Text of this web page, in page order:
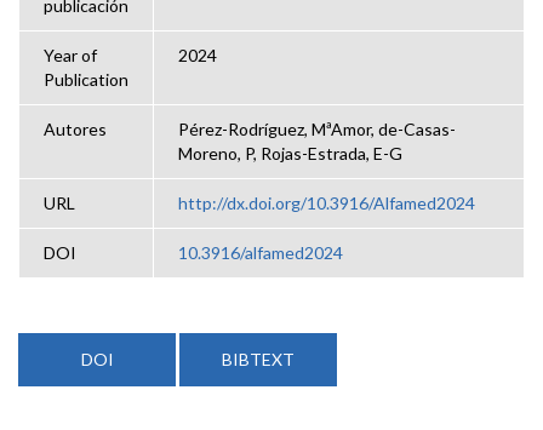
publicación
Year of
Publication
2024
Autores
Pérez-Rodríguez, MªAmor, de-Casas-
Moreno, P, Rojas-Estrada, E-G
URL http://dx.doi.org/10.3916/Alfamed2024
DOI 10.3916/alfamed2024
DOI BIBTEXT